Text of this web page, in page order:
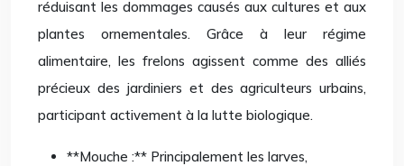
réduisant les dommages causés aux cultures et aux
plantes ornementales. Grâce à leur régime
alimentaire, les frelons agissent comme des alliés
précieux des jardiniers et des agriculteurs urbains,
participant activement à la lutte biologique.
**Mouche :** Principalement les larves,